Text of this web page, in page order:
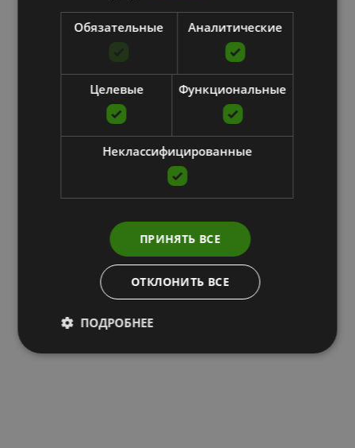
Обязательные Аналитические
Целевые Функциональные
Неклассифицированные
ПРИНЯТЬ ВСЕ
ОТКЛОНИТЬ ВСЕ
ПОДРОБНЕЕ